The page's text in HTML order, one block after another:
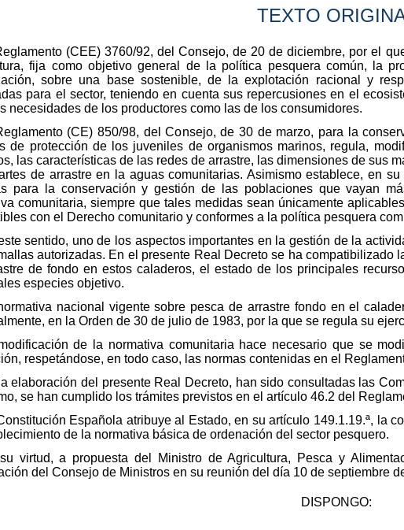
TEXTO
(CEE) 3760/92, del Consejo, de 20 de diciembre, por el
fija como objetivo general de la política pesquera común, la
sobre una base sostenible, de la explotación racional y
para el sector, teniendo en cuenta sus repercusiones en el
necesidades de los productores como las de los consumidores.
(CE) 850/98, del Consejo, de 30 de marzo, para la
de protección de los juveniles de organismos marinos, regula,
las características de las redes de arrastre, las dimensiones de sus
de arrastre en la aguas comunitarias. Asimismo establece, en
para la conservación y gestión de las poblaciones que vayan
comunitaria, siempre que tales medidas sean únicamente
con el Derecho comunitario y conformes a la política pesquera
sentido, uno de los aspectos importantes en la gestión de la
autorizadas. En el presente Real Decreto se ha compatibilizado
de fondo en estos caladeros, el estado de los principales
especies objetivo.
nacional vigente sobre pesca de arrastre fondo en el
en la Orden de 30 de julio de 1983, por la que se regula su
de la normativa comunitaria hace necesario que se
respetándose, en todo caso, las normas contenidas en el
elaboración del presente Real Decreto, han sido consultadas las
se han cumplido los trámites previstos en el artículo 46.2 del
Española atribuye al Estado, en su artículo 149.1.19.ª, la
de la normativa básica de ordenación del sector pesquero.
virtud, a propuesta del Ministro de Agricultura, Pesca y
del Consejo de Ministros en su reunión del día 10 de septiembre
DISPONGO: